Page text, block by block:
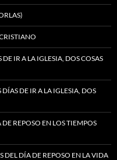
IR A LA IGLESIA, DOS COSAS
DE IR A LA IGLESIA, DOS
REPOSO EN LOS TIEMPOS
DEL DÍA DE REPOSO EN LA VIDA